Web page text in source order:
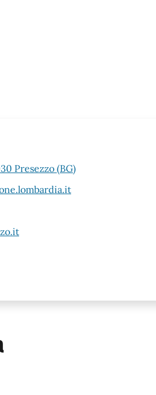
Presezzo (BG)